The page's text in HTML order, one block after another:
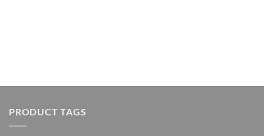
PRODUCT TAGS